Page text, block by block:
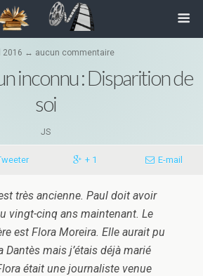
2016 ↔ aucun commentaire
inconnu : Disparition de
soi
JS
+ 1 E-mail
très ancienne. Paul doit avoir
vingt-cinq ans maintenant. Le
est Flora Moreira. Elle aurait pu
Dantès mais j’étais déjà marié
était une journaliste venue